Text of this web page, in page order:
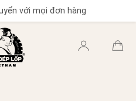
với mọi đơn hàng